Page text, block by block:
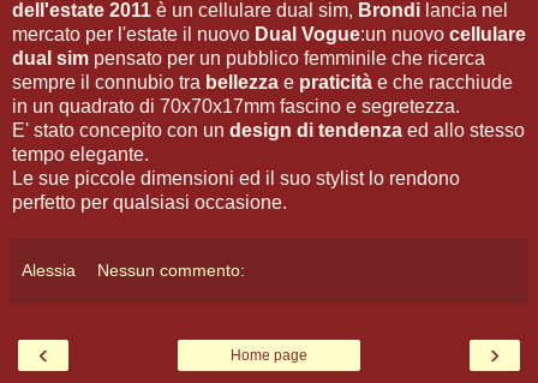
dell'estate 2011 è un cellulare dual sim, Brondi lancia nel
mercato per l'estate il nuovo Dual Vogue:un nuovo cellulare
dual sim pensato per un pubblico femminile che ricerca
sempre il connubio tra bellezza e praticità e che racchiude
in un quadrato di 70x70x17mm fascino e segretezza.
E' stato concepito con un design di tendenza ed allo stesso
tempo elegante.
Le sue piccole dimensioni ed il suo stylist lo rendono
perfetto per qualsiasi occasione.
Alessia Nessun commento:
‹ ›
Home page